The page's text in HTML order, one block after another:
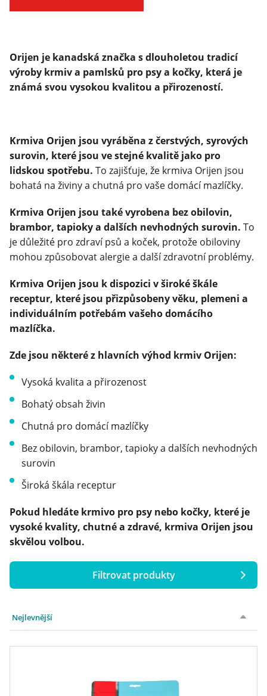
777 319 516 (Po–Pá, 9–19h; So–Ne, 9–14h)
info@veterix.cz
777 319 517 (Po–Pá, 8–15h)
eshop@veterix.cz
Filtrovat produkty
Hmotnost
až
Orijen je kanadská značka s dlouholetou tradicí
výroby krmiv a pamlsků pro psy a kočky, která je
známá svou vysokou kvalitou a přirozeností.
Krmiva Orijen jsou vyráběna z čerstvých, syrových
surovin, které jsou ve stejné kvalitě jako pro
lidskou spotřebu. To zajišťuje, že krmiva Orijen jsou
bohatá na živiny a chutná pro vaše domácí mazlíčky.
Krmiva Orijen jsou také vyrobena bez obilovin,
brambor, tapioky a dalších nevhodných surovin. To
je důležité pro zdraví psů a koček, protože obiloviny
mohou způsobovat alergie a další zdravotní problémy.
Krmiva Orijen jsou k dispozici v široké škále
receptur, které jsou přizpůsobeny věku, plemeni a
individuálním potřebám vašeho domácího
mazlíčka.
Zde jsou některé z hlavních výhod krmiv Orijen:
Vysoká kvalita a přirozenost
Bohatý obsah živin
Chutná pro domácí mazlíčky
Bez obilovin, brambor, tapioky a dalších nevhodných
surovin
Široká škála receptur
Pokud hledáte krmivo pro psy nebo kočky, které je
vysoké kvality, chutné a zdravé, krmiva Orijen jsou
skvělou volbou.
Nejlevnější